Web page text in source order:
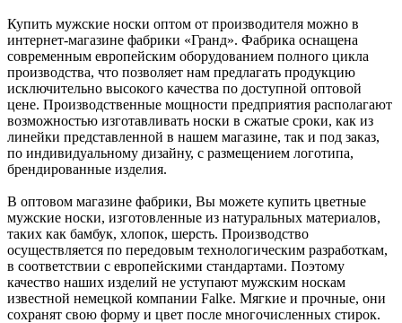
Купить мужские носки оптом от производителя можно в
интернет-магазине фабрики «Гранд». Фабрика оснащена
современным европейским оборудованием полного цикла
производства, что позволяет нам предлагать продукцию
исключительно высокого качества по доступной оптовой
цене. Производственные мощности предприятия располагают
возможностью изготавливать носки в сжатые сроки, как из
линейки представленной в нашем магазине, так и под заказ,
по индивидуальному дизайну, с размещением логотипа,
брендированные изделия.
В оптовом магазине фабрики, Вы можете купить цветные
мужские носки, изготовленные из натуральных материалов,
таких как бамбук, хлопок, шерсть. Производство
осуществляется по передовым технологическим разработкам,
в соответствии с европейскими стандартами. Поэтому
качество наших изделий не уступают мужским носкам
известной немецкой компании Falke. Мягкие и прочные, они
сохранят свою форму и цвет после многочисленных стирок.